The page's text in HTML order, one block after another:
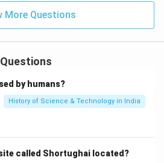
More Questions
by humans?
History of Science & Technology in India
called Shortughai located?